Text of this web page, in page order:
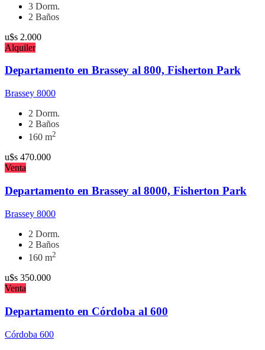
3 Dorm.
2 Baños
u$s 2.000
Alquiler
Departamento en Brassey al 800, Fisherton Park
Brassey 8000
2 Dorm.
2 Baños
160 m2
u$s 470.000
Venta
Departamento en Brassey al 8000, Fisherton Park
Brassey 8000
2 Dorm.
2 Baños
160 m2
u$s 350.000
Venta
Departamento en Córdoba al 600
Córdoba 600